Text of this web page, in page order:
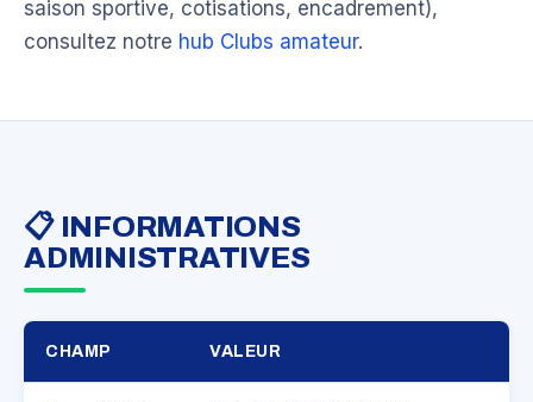
saison sportive, cotisations, encadrement),
consultez notre hub Clubs amateur.
📋 INFORMATIONS
ADMINISTRATIVES
CHAMP VALEUR